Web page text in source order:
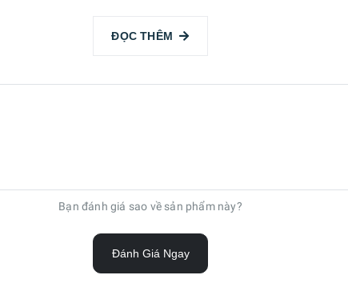
Quay video, Scan tài liệu,…
ĐỌC THÊM
Bạn đánh giá sao về sản phẩm này?
Đánh Giá Ngay